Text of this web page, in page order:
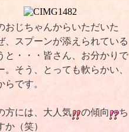
おじちゃんからいただいた
、スプーンが添えられている
と・・・皆さん、お分かりで
。そう、とっても軟らかい、
らです。
方には、大人気 の傾向
ち
か（笑）